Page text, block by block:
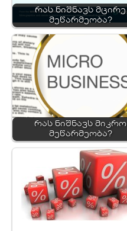
რას ნიშნავს მცირე
მეწარმეობა?
რას ნიშნავს მიკრო
მეწარმეობა?